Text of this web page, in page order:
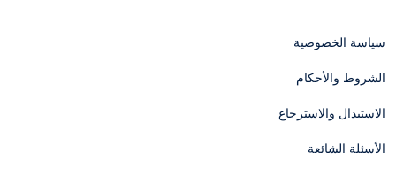
سياسة الخصوصية
الشروط والأحكام
الاستبدال والاسترجاع
الأسئلة الشائعة